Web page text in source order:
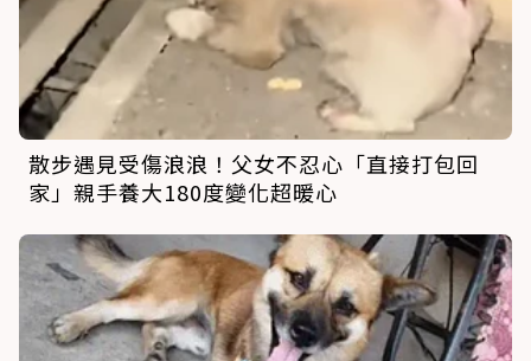
散步遇見受傷浪浪！父女不忍心「直接打包回
家」親手養大180度變化超暖心